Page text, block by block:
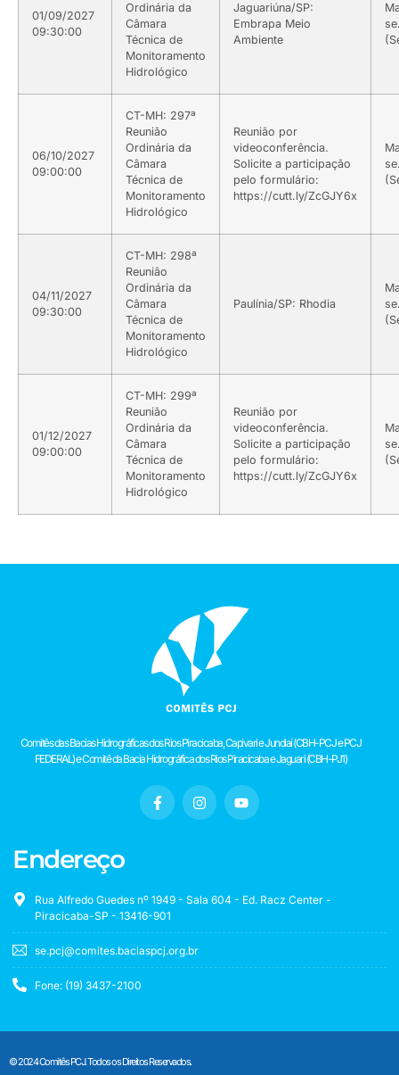
01/09/2027
09:30:00
Ordinária da
Câmara
Técnica de
Monitoramento
Hidrológico
Jaguariúna/SP:
Embrapa Meio
Ambiente
06/10/2027
09:00:00
CT-MH: 297ª
Reunião
Ordinária da
Câmara
Técnica de
Monitoramento
Hidrológico
Reunião por
videoconferência.
Solicite a participação
pelo formulário:
https://cutt.ly/ZcGJY6x
04/11/2027
09:30:00
CT-MH: 298ª
Reunião
Ordinária da
Câmara
Técnica de
Monitoramento
Hidrológico
Paulínia/SP: Rhodia
01/12/2027
09:00:00
CT-MH: 299ª
Reunião
Ordinária da
Câmara
Técnica de
Monitoramento
Hidrológico
Reunião por
videoconferência.
Solicite a participação
pelo formulário:
https://cutt.ly/ZcGJY6x
Comitês das Bacias Hidrográficas dos Rios Piracicaba, Capivari e Jundiaí (CBH-PCJ e PCJ
FEDERAL) e Comitê da Bacia Hidrográfica dos Rios Piracicaba e Jaguari (CBH-PJ1)
Endereço
Rua Alfredo Guedes nº 1949 - Sala 604 - Ed. Racz Center -
Piracicaba-SP - 13416-901
se.pcj@comites.baciaspcj.org.br
Fone: (19) 3437-2100
© 2024 Comitês PCJ. Todos os Direitos Reservados.